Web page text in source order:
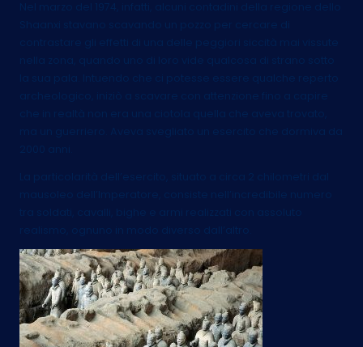
Nel marzo del 1974, infatti, alcuni contadini della regione dello
Shaanxi stavano scavando un pozzo per cercare di
contrastare gli effetti di una delle peggiori siccità mai vissute
nella zona, quando uno di loro vide qualcosa di strano sotto
la sua pala. Intuendo che ci potesse essere qualche reperto
archeologico, iniziò a scavare con attenzione fino a capire
che in realtà non era una ciotola quella che aveva trovato,
ma un guerriero. Aveva svegliato un esercito che dormiva da
La particolarità dell’esercito, situato a circa 2 chilometri dal
mausoleo dell’Imperatore, consiste nell’incredibile numero
tra soldati, cavalli, bighe e armi realizzati con assoluto
realismo, ognuno in modo diverso dall’altro.